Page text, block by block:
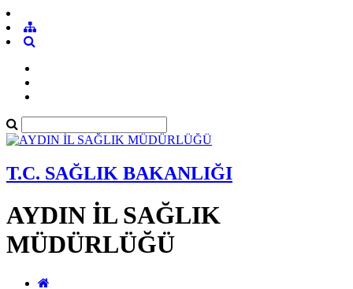
T.C. SAĞLIK BAKANLIĞI
AYDIN İL SAĞLIK
MÜDÜRLÜĞÜ